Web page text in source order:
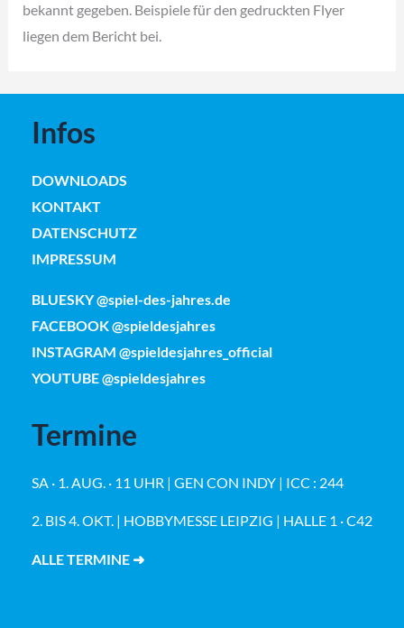
bekannt gegeben. Beispiele für den gedruckten Flyer
liegen dem Bericht bei.
Infos
DOWNLOADS
KONTAKT
DATENSCHUTZ
IMPRESSUM
BLUESKY @spiel-des-jahres.de
FACEBOOK @spieldesjahres
INSTAGRAM @spieldesjahres_official
YOUTUBE @spieldesjahres
Termine
SA · 1. AUG. · 11 UHR | GEN CON INDY | ICC : 244
2. BIS 4. OKT. | HOBBYMESSE LEIPZIG | HALLE 1 · C42
ALLE TERMINE ➜